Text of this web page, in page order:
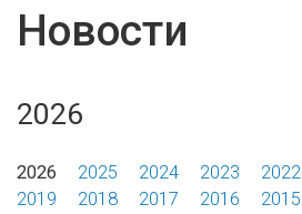
Новости
2026
2026 2025 2024 2023 2022
2019
2018 2017 2016 2015